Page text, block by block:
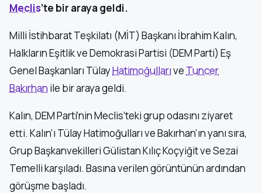
Meclis’te bir araya geldi.
Milli İstihbarat Teşkilatı (MİT) Başkanı İbrahim Kalın,
Halkların Eşitlik ve Demokrasi Partisi (DEM Parti) Eş
Genel Başkanları TülayHatimoğullarıve Tuncer
Bakırhan ile bir araya geldi.
Kalın, DEM Parti’nin Meclis’teki grup odasını ziyaret
etti. Kalın’ı Tülay Hatimoğulları ve Bakırhan’ın yanı sıra,
Grup Başkanvekilleri Gülistan Kılıç Koçyiğit ve Sezai
Temelli karşıladı. Basına verilen görüntünün ardından
görüşme başladı.